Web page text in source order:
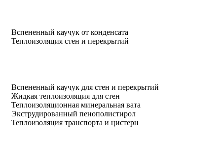
Вспененный каучук от конденсата
Теплоизоляция стен и перекрытий
Вспененный каучук для стен и перекрытий
Жидкая теплоизоляция для стен
Теплоизоляционная минеральная вата
Экструдированный пенополистирол
Теплоизоляция транспорта и цистерн